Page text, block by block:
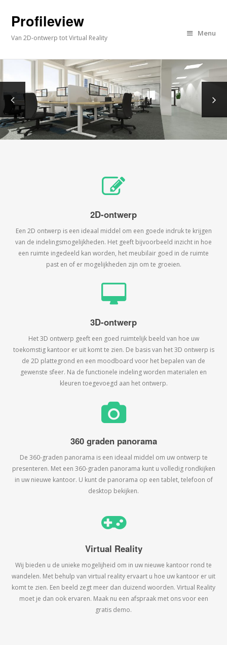
Profileview
Van 2D-ontwerp tot Virtual Reality
Menu
2D-ontwerp
Een 2D ontwerp is een ideaal middel om een goede indruk te krijgen
van de indelingsmogelijkheden. Het geeft bijvoorbeeld inzicht in hoe
een ruimte ingedeeld kan worden, het meubilair goed in de ruimte
past en of er mogelijkheden zijn om te groeien.
3D-ontwerp
Het 3D ontwerp geeft een goed ruimtelijk beeld van hoe uw
toekomstig kantoor er uit komt te zien. De basis van het 3D ontwerp is
de 2D plattegrond en een moodboard voor het bepalen van de
gewenste sfeer. Na de functionele indeling worden materialen en
kleuren toegevoegd aan het ontwerp.
360 graden panorama
De 360-graden panorama is een ideaal middel om uw ontwerp te
presenteren. Met een 360-graden panorama kunt u volledig rondkijken
in uw nieuwe kantoor. U kunt de panorama op een tablet, telefoon of
desktop bekijken.
Virtual Reality
Wij bieden u de unieke mogelijheid om in uw nieuwe kantoor rond te
wandelen. Met behulp van virtual reality ervaart u hoe uw kantoor er uit
komt te zien. Een beeld zegt meer dan duizend woorden. Virtual Reality
moet je dan ook ervaren. Maak nu een afspraak met ons voor een
gratis demo.